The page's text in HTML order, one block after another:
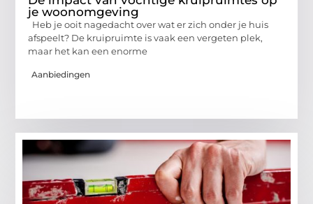
je woonomgeving
Heb je ooit nagedacht over wat er zich onder je huis
afspeelt? De kruipruimte is vaak een vergeten plek,
maar het kan een enorme
Aanbiedingen